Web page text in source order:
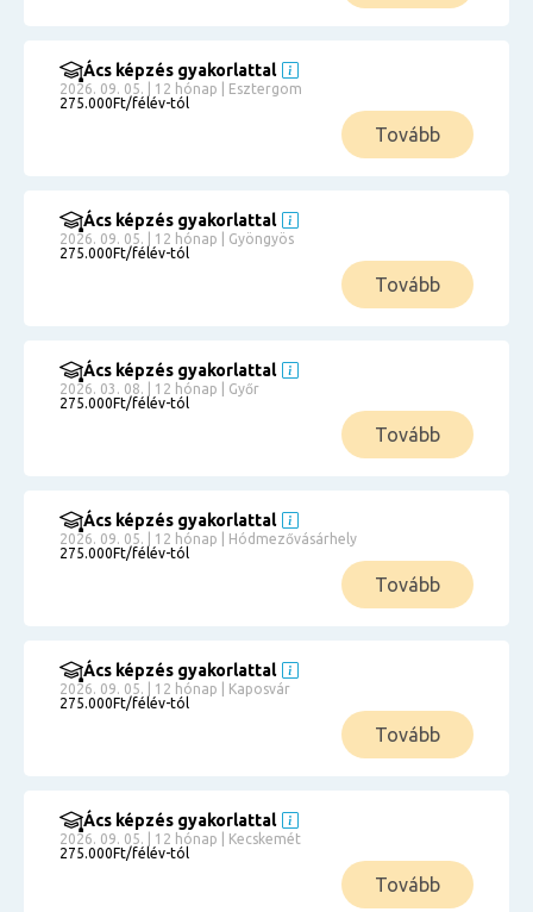
Ács képzés gyakorlattal
2026. 09. 05. | 12 hónap | Esztergom
275.000Ft/félév-tól
Tovább
Ács képzés gyakorlattal
2026. 09. 05. | 12 hónap | Gyöngyös
275.000Ft/félév-tól
Tovább
Ács képzés gyakorlattal
2026. 03. 08. | 12 hónap | Győr
275.000Ft/félév-tól
Tovább
Ács képzés gyakorlattal
2026. 09. 05. | 12 hónap | Hódmezővásárhely
275.000Ft/félév-tól
Tovább
Ács képzés gyakorlattal
2026. 09. 05. | 12 hónap | Kaposvár
275.000Ft/félév-tól
Tovább
Ács képzés gyakorlattal
2026. 09. 05. | 12 hónap | Kecskemét
275.000Ft/félév-tól
Tovább